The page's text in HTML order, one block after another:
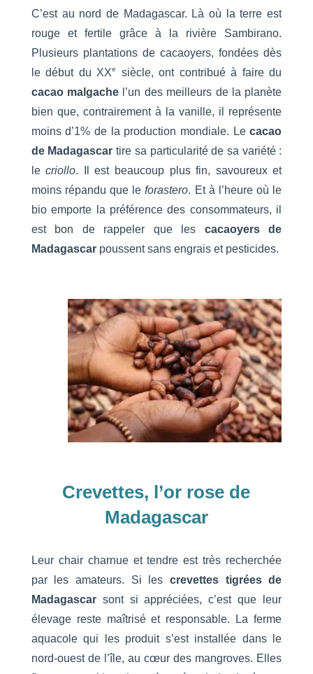
C’est au nord de Madagascar. Là où la terre est
rouge et fertile grâce à la rivière Sambirano.
Plusieurs plantations de cacaoyers, fondées dès
le début du XXe
siècle, ont contribué à faire du
cacao malgache l’un des meilleurs de la planète
bien que, contrairement à la vanille, il représente
moins d’1% de la production mondiale. Lecacao
de Madagascar tire sa particularité de sa variété :
lecriollo. Il est beaucoup plus fin, savoureux et
moins répandu que leforastero. Et à l’heure où le
bio emporte la préférence des consommateurs, il
est bon de rappeler que les cacaoyers de
Madagascarpoussent sans engrais et pesticides.
Crevettes, l’or rose de
Madagascar
Leur chair charnue et tendre est très recherchée
par les amateurs. Si les crevettes tigrées de
Madagascarsont si appréciées, c’est que leur
élevage reste maîtrisé et responsable. La ferme
aquacole qui les produit s’est installée dans le
nord-ouest de l’île, au cœur des mangroves. Elles